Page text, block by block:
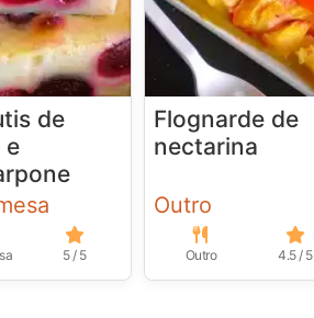
de
e
5 / 5
Flognarde de
nectarina
Outro
Outro 4.5 / 5